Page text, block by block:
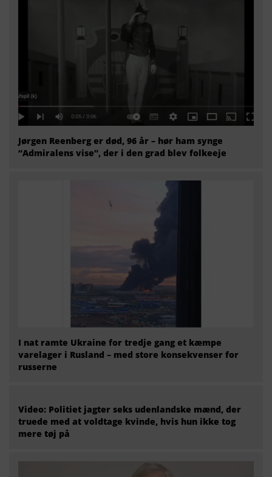
Jørgen Reenberg er død, 96 år – hør ham synge
“Admiralens vise”, der i den grad blev folkeeje
I nat ramte Ukraine for tredje gang et kæmpe
varelager i Rusland – med store konsekvenser for
russerne
Video: Politiet jagter seks udenlandske mænd, der
truede med at voldtage kvinde, hvis hun ikke tog
mere tøj på